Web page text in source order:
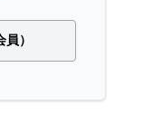
）